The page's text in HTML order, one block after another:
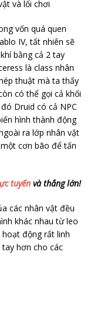
vốn quá quen
IV, tất nhiên sẽ
bằng cả 2 tay
là class nhân
thuật mà ta thấy
có thể gọi cả khối
Druid có cả NPC
hình thành động
ra lớp nhân vật
cơn bão để tấn
tuyến và thắng lớn!
các nhân vật đều
khác nhau từ leo
động rất linh
hơn cho các